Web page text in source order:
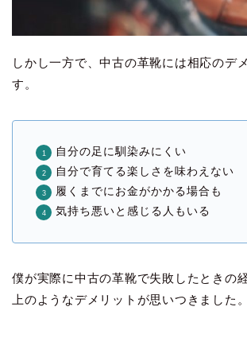
しかし一方で、中古の革靴には相応のデ
す。
自分の足に馴染みにくい
自分で育てる楽しさを味わえない
履くまでにお金がかかる場合も
気持ち悪いと感じる人もいる
僕が実際に中古の革靴で失敗したときの
上のようなデメリットが思いつきました。